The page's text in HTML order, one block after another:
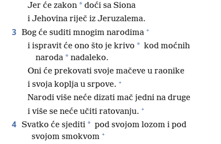
Jer će zakon * doći sa Siona
i Jehovina riječ iz Jeruzalema.
3 Bog će suditi mnogim narodima +
i ispravit će ono što je krivo * kod moćnih
naroda * nadaleko.
Oni će prekovati svoje mačeve u raonike
i svoja koplja u srpove. +
Narodi više neće dizati mač jedni na druge
i više se neće učiti ratovanju. +
4 Svatko će sjediti * pod svojom lozom i pod
svojom smokvom +